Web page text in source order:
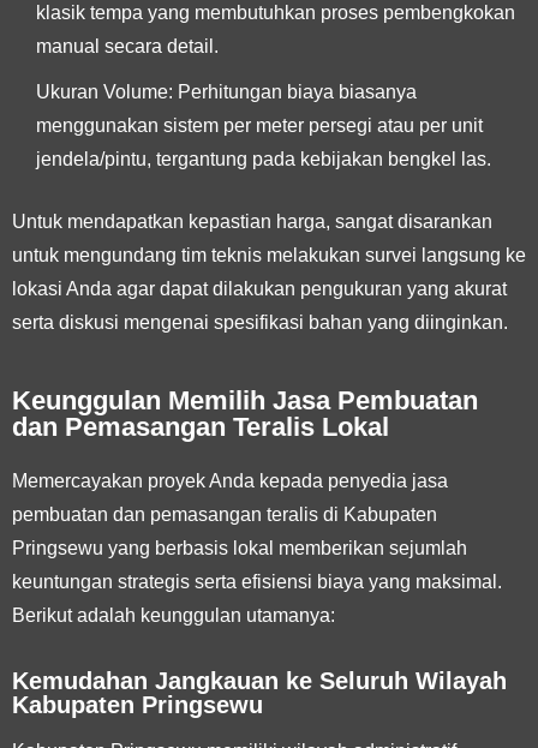
klasik tempa yang membutuhkan proses pembengkokan
manual secara detail.
Ukuran Volume: Perhitungan biaya biasanya
menggunakan sistem per meter persegi atau per unit
jendela/pintu, tergantung pada kebijakan bengkel las.
Untuk mendapatkan kepastian harga, sangat disarankan
untuk mengundang tim teknis melakukan survei langsung ke
lokasi Anda agar dapat dilakukan pengukuran yang akurat
serta diskusi mengenai spesifikasi bahan yang diinginkan.
Keunggulan Memilih Jasa Pembuatan
dan Pemasangan Teralis Lokal
Memercayakan proyek Anda kepada penyedia jasa
pembuatan dan pemasangan teralis di Kabupaten
Pringsewu yang berbasis lokal memberikan sejumlah
keuntungan strategis serta efisiensi biaya yang maksimal.
Berikut adalah keunggulan utamanya:
Kemudahan Jangkauan ke Seluruh Wilayah
Kabupaten Pringsewu